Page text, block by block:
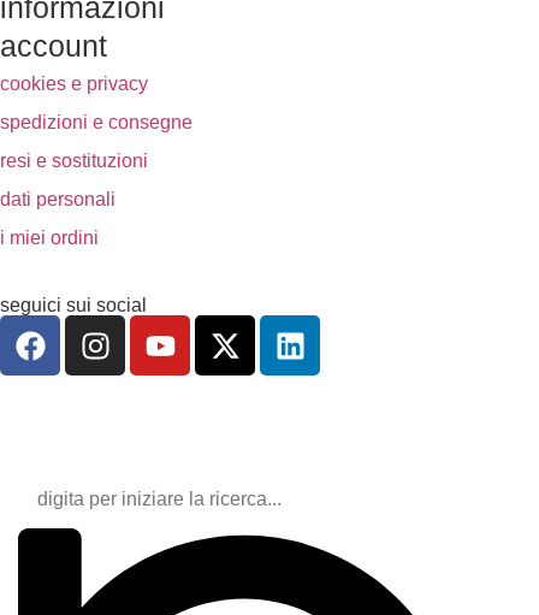
informazioni
account
cookies e privacy
spedizioni e consegne
resi e sostituzioni
dati personali
i miei ordini
seguici sui social